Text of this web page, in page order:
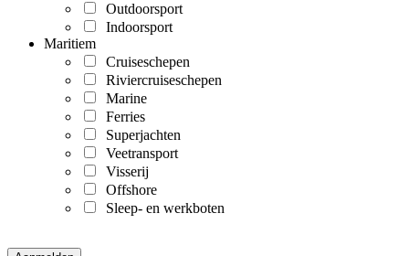
Outdoorsport
Indoorsport
Maritiem
Cruiseschepen
Riviercruiseschepen
Marine
Ferries
Superjachten
Veetransport
Visserij
Offshore
Sleep- en werkboten